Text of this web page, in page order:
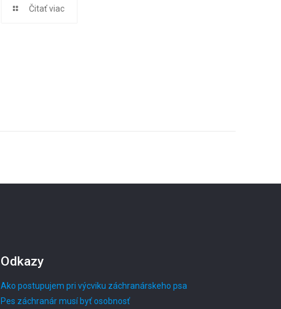
Čitať viac
Odkazy
Ako postupujem pri výcviku záchranárskeho psa
Pes záchranár musí byť osobnosť